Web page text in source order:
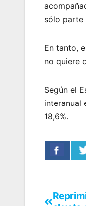
sólo parte
En tanto,
no quiere
Según el
interanual
18,6%.